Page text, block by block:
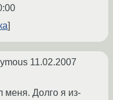
11.02.2007
меня. Долго я из-